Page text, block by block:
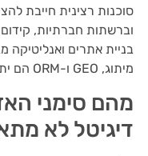
בניית אתרים ואנליטיקה
מיתוג, GEO ו-ORM הם יתרון משמעותי.
מהם סימני
דיגיטל לא